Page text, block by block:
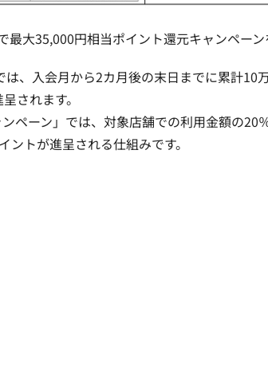
最大35,000円相当ポイント還元キャンペー
、入会月から2カ月後の末日までに累計10
されます。
ペーン」では、対象店舗での利用金額の20
トが進呈される仕組みです。